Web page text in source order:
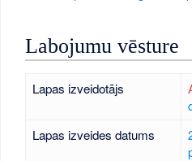
Labojumu vēsture
Lapas izveidotājs
Lapas izveides datums